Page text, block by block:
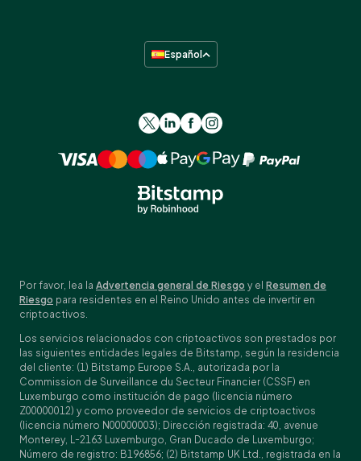
Español
Por favor, lea la Advertencia general de Riesgo y el Resumen de
Riesgo para residentes en el Reino Unido antes de invertir en
criptoactivos.
Los servicios relacionados con criptoactivos son prestados por
las siguientes entidades legales de Bitstamp, según la residencia
del cliente: (1) Bitstamp Europe S.A., autorizada por la
Commission de Surveillance du Secteur Financier (CSSF) en
Luxemburgo como institución de pago (licencia número
Z00000012) y como proveedor de servicios de criptoactivos
(licencia número N00000003); Dirección registrada: 40, avenue
Monterey, L-2163 Luxemburgo, Gran Ducado de Luxemburgo;
Número de registro: B196856; (2) Bitstamp UK Ltd., registrada en la